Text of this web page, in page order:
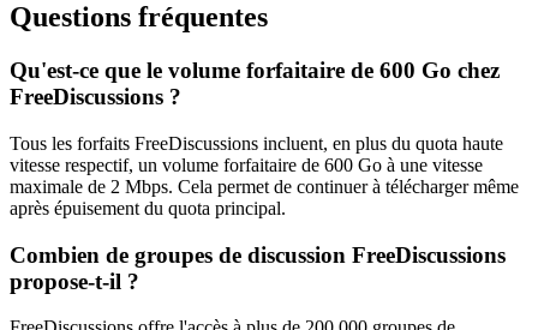
Questions fréquentes
Qu'est-ce que le volume forfaitaire de 600 Go chez
FreeDiscussions ?
Tous les forfaits FreeDiscussions incluent, en plus du quota haute
vitesse respectif, un volume forfaitaire de 600 Go à une vitesse
maximale de 2 Mbps. Cela permet de continuer à télécharger même
après épuisement du quota principal.
Combien de groupes de discussion FreeDiscussions
propose-t-il ?